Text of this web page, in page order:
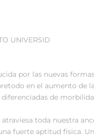
UNIVERSID
por las nuevas
en el aumento de
de
toda nuestra
fuerte aptitud física.